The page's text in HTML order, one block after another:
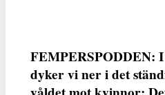
FEMPERSPODDEN:
dyker vi ner i det